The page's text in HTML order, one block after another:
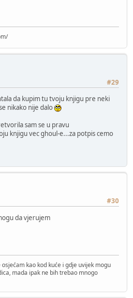
#29
da kupim tu tvoju knjigu pre neki
nikako nije dalo
sam se u pravu
knjigu vec ghoul-e...za potpis cemo
#30
da vjerujem
kao kod kuće i gdje uvijek mogu
mada ipak ne bih trebao mnogo